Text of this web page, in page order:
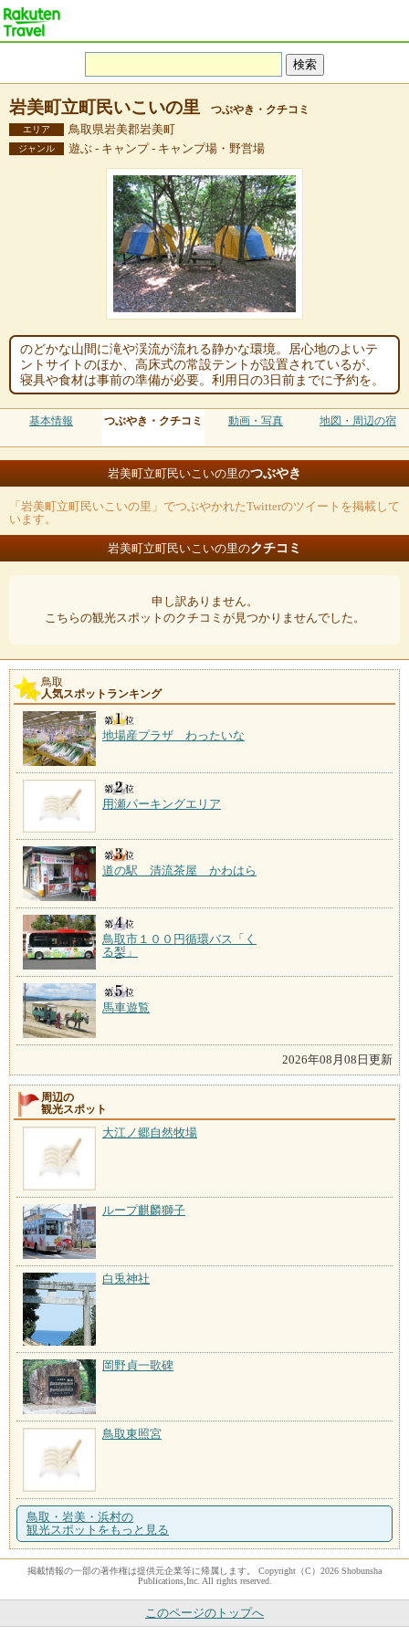
岩美町立町民いこいの里 つぶやき・クチコミ
エリア 鳥取県岩美郡岩美町
ジャンル 遊ぶ - キャンプ - キャンプ場・野営場
のどかな山間に滝や渓流が流れる静かな環境。居心地のよいテ
ントサイトのほか、高床式の常設テントが設置されているが、
寝具や食材は事前の準備が必要。利用日の3日前までに予約を。
基本情報 つぶやき・クチコミ 動画・写真 地図・周辺の宿
岩美町立町民いこいの里のつぶやき
「岩美町立町民いこいの里」でつぶやかれたTwitterのツイートを掲載して
います。
岩美町立町民いこいの里のクチコミ
申し訳ありません。
こちらの観光スポットのクチコミが見つかりませんでした。
鳥取
人気スポットランキング
地場産プラザ わったいな
用瀬パーキングエリア
道の駅 清流茶屋 かわはら
鳥取市１００円循環バス「く
る梨」
馬車遊覧
2026年08月08日更新
周辺の
観光スポット
大江ノ郷自然牧場
ループ麒麟獅子
白兎神社
岡野貞一歌碑
鳥取東照宮
鳥取・岩美・浜村の
観光スポットをもっと見る
掲載情報の一部の著作権は提供元企業等に帰属します。 Copyright（C）2026 Shobunsha
Publications,Inc. All rights reserved.
このページのトップへ